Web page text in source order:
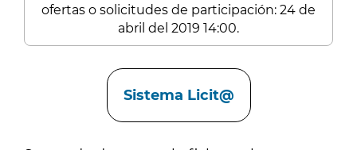
ofertas o solicitudes de participación: 24 de
abril del 2019 14:00.
Sistema Licit@